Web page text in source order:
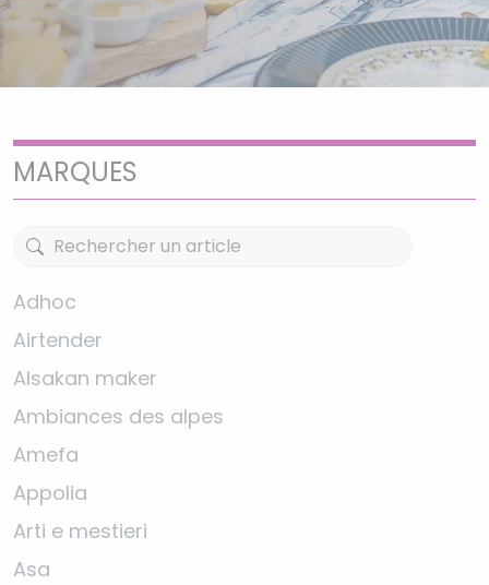
MARQUES
Adhoc
Airtender
Alsakan maker
Ambiances des alpes
Amefa
Appolia
Arti e mestieri
Asa